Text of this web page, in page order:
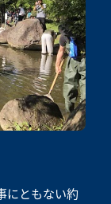
にともない約